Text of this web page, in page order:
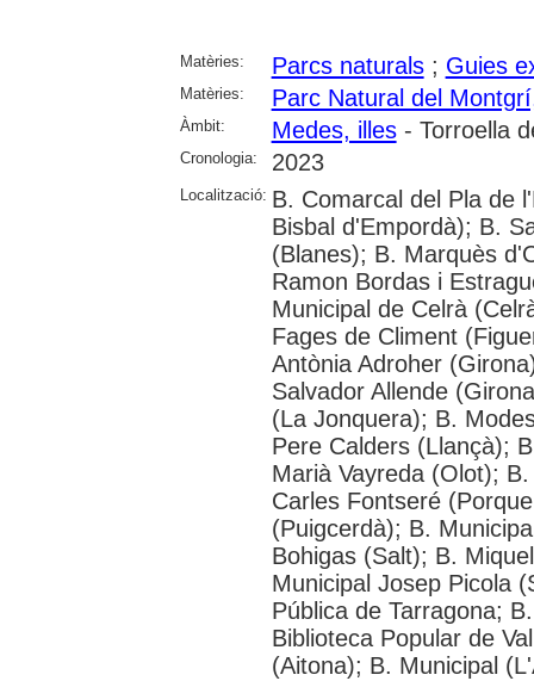
Matèries: Parcs naturals; Guies
Matèries: Parc Natural del
Àmbit: Medes, illes- Torroella
Cronologia: 2023
Localització: B. Comarcal del Pla de
Bisbal d'Empordà); B.
(Blanes); B. Marquès
Ramon Bordas i
Municipal de Celrà
Fages de Climent
Antònia Adroher
Salvador Allende
(La Jonquera); B.
Pere Calders (Llançà);
Marià Vayreda (Olot);
Carles Fontseré
(Puigcerdà); B.
Bohigas (Salt); B.
Municipal Josep Picola
Pública de Tarragona;
Biblioteca Popular de
(Aitona); B. Municipal